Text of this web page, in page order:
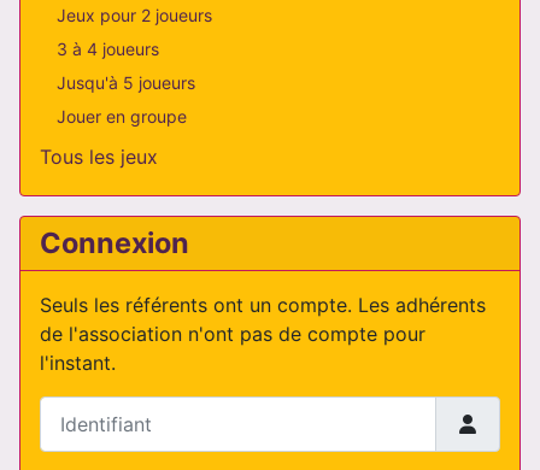
Jeux pour 2 joueurs
3 à 4 joueurs
Jusqu'à 5 joueurs
Jouer en groupe
Tous les jeux
Connexion
Seuls les référents ont un compte. Les adhérents
de l'association n'ont pas de compte pour
l'instant.